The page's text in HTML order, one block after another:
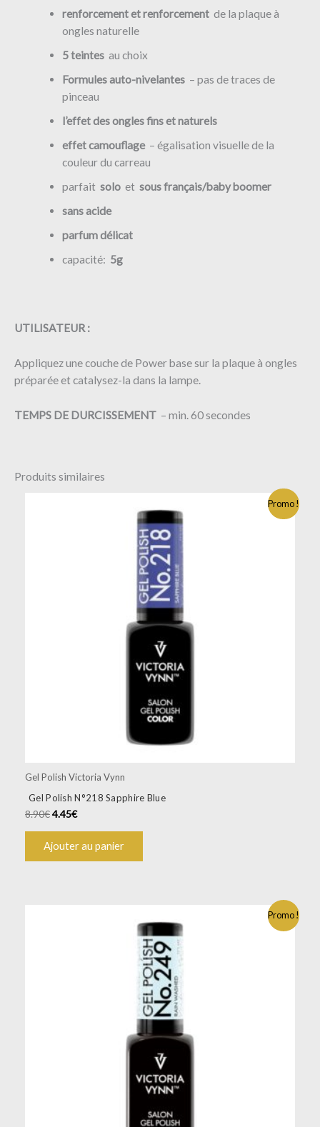
renforcement et renforcementde la plaque à
ongles naturelle
5 teintesau choix
Formules auto-nivelantes– pas de traces de
pinceau
l’effet des ongles fins et naturels
effet camouflage– égalisation visuelle de la
couleur du carreau
parfait soloet sous français/baby boomer
sans acide
parfum délicat
capacité: 5g
UTILISATEUR :
Appliquez une couche de Power base sur la plaque à ongles
préparée et catalysez-la dans la lampe.
TEMPS DE DURCISSEMENT – min. 60 secondes
Produits similaires
Promo !
Gel Polish Victoria Vynn
Gel Polish N°218 Sapphire Blue
8.90€4.45€
Ajouter au panier
Promo !